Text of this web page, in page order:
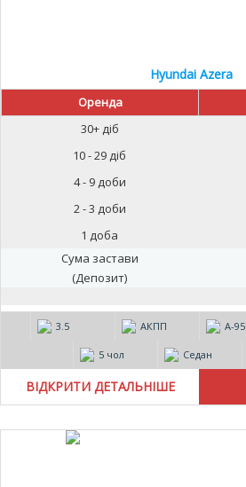
Hyundai Azera
Оренда
30+ діб
10 - 29 діб
4 - 9 доби
2 - 3 доби
1 доба
Сума застави
(Депозит)
3.5 АКПП А-95
5 чол Седан
ВІДКРИТИ ДЕТАЛЬНІШЕ